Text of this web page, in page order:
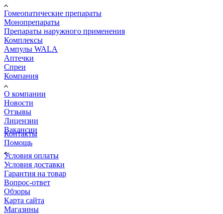
Гомеопатические препараты
Монопрепараты
Препараты наружного применения
Комплексы
Ампулы WALA
Аптечки
Спреи
Компания
О компании
Новости
Отзывы
Лицензии
Вакансии
Контакты
Помощь
Условия оплаты
Условия доставки
Гарантия на товар
Вопрос-ответ
Обзоры
Карта сайта
Магазины